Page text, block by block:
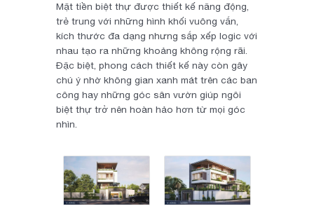
Mặt tiền biệt thự được thiết kế năng động,
trẻ trung với những hình khối vuông vắn,
kích thước đa dạng nhưng sắp xếp logic với
nhau tạo ra những khoảng không rộng rãi.
Đặc biệt, phong cách thiết kế này còn gây
chú ý nhờ không gian xanh mát trên các ban
công hay những góc sân vườn giúp ngôi
biệt thự trở nên hoàn hảo hơn từ mọi góc
nhìn.